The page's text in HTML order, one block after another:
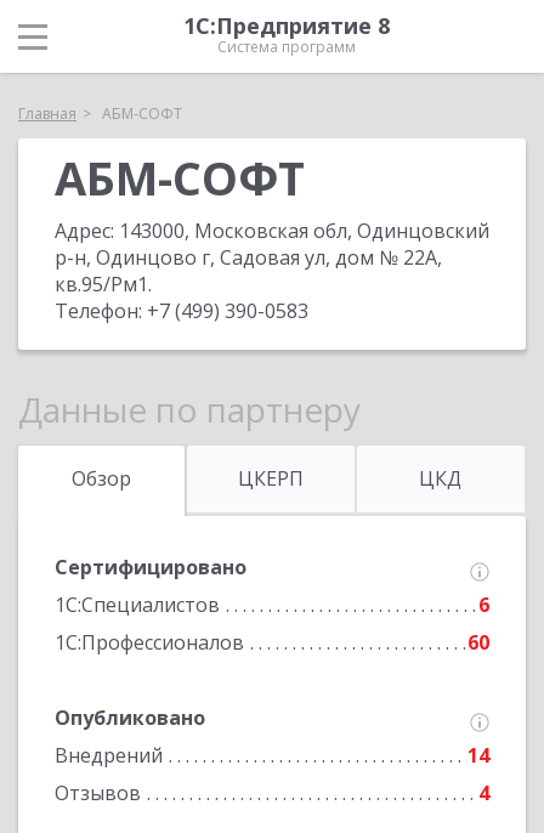
1С:Предприятие 8
Система программ
Главная АБМ-СОФТ
АБМ-СОФТ
Адрес: 143000, Московская обл, Одинцовский
р-н, Одинцово г, Садовая ул, дом № 22А,
кв.95/Рм1.
Телефон: +7 (499) 390-0583
Данные по партнеру
Обзор ЦКЕРП ЦКД
Сертифицировано
1С:Специалистов
6
1С:Профессионалов
60
Опубликовано
Внедрений
14
Отзывов
4